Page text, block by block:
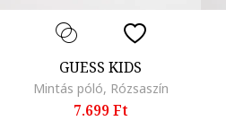
GUESS KIDS
Mintás póló, Rózsaszín
7.699 Ft